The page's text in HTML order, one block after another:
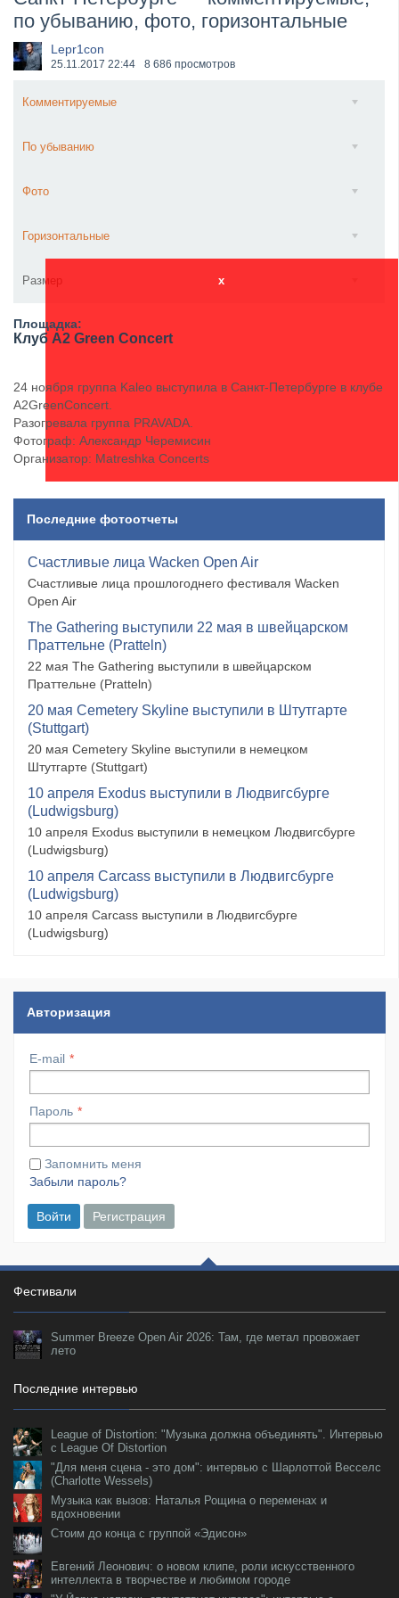
​Wacken Open Air 2027 объявил новую волну участ...
по убыванию, фото, горизонтальные
Lepr1con
25.11.2017 22:44 8 686 просмотров
Комментируемые
По убыванию
Фото
Горизонтальные
Размер x
Площадка:
Клуб A2 Green Concert
24 ноября группа Kaleo выступила в Санкт-Петербурге в клубе
А2GreenConcert.
Разогревала группа PRAVADA.
Фотограф: Александр Черемисин
Организатор: Matreshka Concerts
Последние фотоотчеты
Счастливые лица Wacken Open Air
Счастливые лица прошлогоднего фестиваля Wacken
Open Air
The Gathering выступили 22 мая в швейцарском
Праттельне (Pratteln)
22 мая The Gathering выступили в швейцарском
Праттельне (Pratteln)
20 мая Cemetery Skyline выступили в Штутгарте
(Stuttgart)
20 мая Cemetery Skyline выступили в немецком
Штутгарте (Stuttgart)
10 апреля Exodus выступили в Людвигсбурге
(Ludwigsburg)
10 апреля Exodus выступили в немецком Людвигсбурге
(Ludwigsburg)
10 апреля Carcass выступили в Людвигсбурге
(Ludwigsburg)
10 апреля Carcass выступили в Людвигсбурге
(Ludwigsburg)
Авторизация
E-mail
Пароль
Запомнить меня
Забыли пароль?
Войти Регистрация
Фестивали
Summer Breeze Open Air 2026: Там, где метал провожает
лето
Последние интервью
League of Distortion: "Музыка должна объединять". Интервью
с League Of Distortion
"Для меня сцена - это дом": интервью с Шарлоттой Весселс
(Charlotte Wessels)
Музыка как вызов: Наталья Рощина о переменах и
вдохновении
Стоим до конца с группой «Эдисон»
Евгений Леонович: о новом клипе, роли искусственного
интеллекта в творчестве и любимом городе